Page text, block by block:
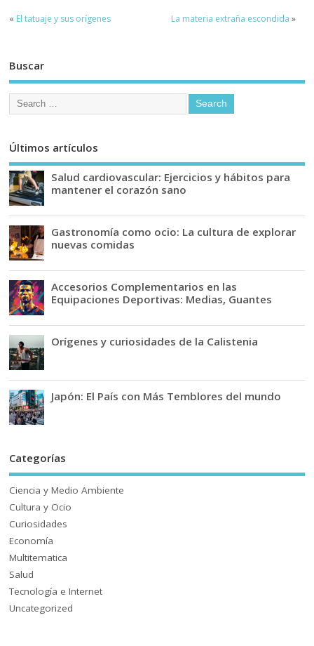
« El tatuaje y sus orígenes La materia extraña escondida »
Buscar
Últimos artículos
Salud cardiovascular: Ejercicios y hábitos para
mantener el corazón sano
Gastronomía como ocio: La cultura de explorar
nuevas comidas
Accesorios Complementarios en las
Equipaciones Deportivas: Medias, Guantes
Orígenes y curiosidades de la Calistenia
Japón: El País con Más Temblores del mundo
Categorías
Ciencia y Medio Ambiente
Cultura y Ocio
Curiosidades
Economía
Multitematica
Salud
Tecnología e Internet
Uncategorized